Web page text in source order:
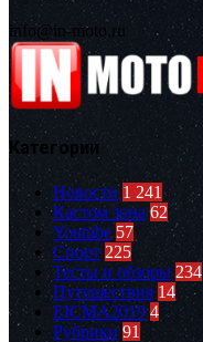
info@in-moto.ru
Категории
Новости 1 241
Кастом зона 62
Youtube 57
Спорт 225
Тесты и обзоры 234
Путешествия 14
EICMA2019 4
Рубрики 91